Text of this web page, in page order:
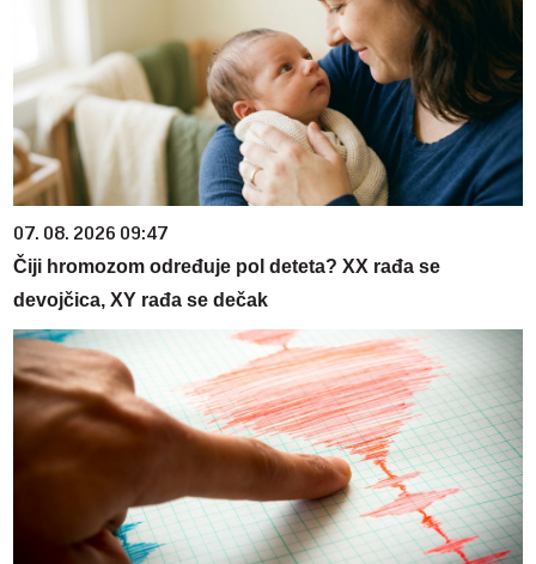
07. 08. 2026 09:47
Čiji hromozom određuje pol deteta? XX rađa se
devojčica, XY rađa se dečak